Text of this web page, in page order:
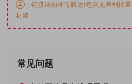
④：链接请勿外传搬运(包含无差别批量
封禁
常见问题